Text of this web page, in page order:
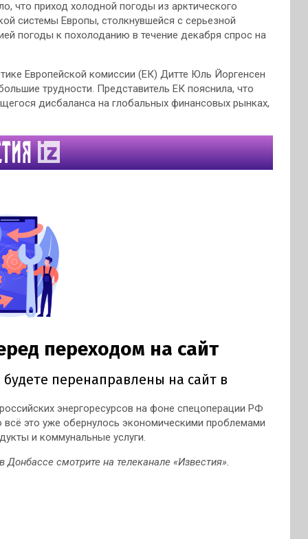
что приход холодной погоды из арктического
системы Европы, столкнувшейся с серьезной
погоды к похолоданию в течение декабря спрос на
Европейской комиссии (ЕК) Дитте Юль Йоргенсен
трудности. Представитель ЕК пояснила, что
дисбаланса на глобальных финансовых рынках,
энергоресурсов на фоне спецоперации РФ
это уже обернулось экономическими проблемами
и коммунальные услуги.
смотрите на телеканале «Известия».